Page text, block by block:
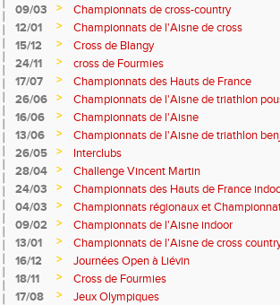
09/03
>
Championnats de cross-country
12/01
>
Championnats de l'Aisne de cross
15/12
>
Cross de Blangy
24/11
>
cross de Fourmies
17/07
>
Championnats des Hauts de France
26/06
>
Championnats de l'Aisne de triathlon
16/06
>
Championnats de l'Aisne
13/06
>
Championnats de l'Aisne de triathlon
26/05
>
Interclubs
28/04
>
Challenge Vincent Martin
24/03
>
Championnats des Hauts de France
04/03
>
Championnats régionaux et
country
09/02 >
Championnats de l'Aisne indoor
13/01
>
Championnats de l'Aisne de cross
16/12
>
Journées Open à Liévin
18/11
>
Cross de Fourmies
17/08
>
Jeux Olympiques